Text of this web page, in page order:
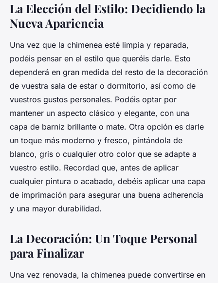
La Elección del Estilo: Decidiendo la
Nueva Apariencia
Una vez que la chimenea esté limpia y reparada,
podéis pensar en el estilo que queréis darle. Esto
dependerá en gran medida del resto de la decoración
de vuestra sala de estar o dormitorio, así como de
vuestros gustos personales. Podéis optar por
mantener un aspecto clásico y elegante, con una
capa de barniz brillante o mate. Otra opción es darle
un toque más moderno y fresco, pintándola de
blanco, gris o cualquier otro color que se adapte a
vuestro estilo. Recordad que, antes de aplicar
cualquier pintura o acabado, debéis aplicar una capa
de imprimación para asegurar una buena adherencia
y una mayor durabilidad.
La Decoración: Un Toque Personal
para Finalizar
Una vez renovada, la chimenea puede convertirse en